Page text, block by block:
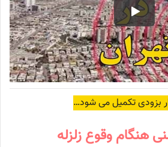
بزودی تکمیل می شود…
هنگام وقوع زلزله